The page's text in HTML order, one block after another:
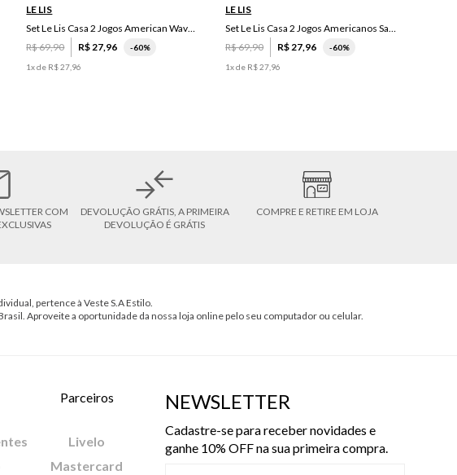
LE LIS
Set Le Lis Casa 2 Jogos American Wave Green
R$69,90 R$27,96 -60%
1x de R$27 96
LE LIS
Set Le Lis Casa 2 Jogos Americanos Saruê II
R$69,90 R$27,96 -60%
1x de R$27 96
COM
DEVOLUÇÃO GRÁTIS, A PRIMEIRA
DEVOLUÇÃO É GRÁTIS
COMPRE E RETIRE EM LOJA
pertence à Veste S.A Estilo.
Aproveite a oportunidade da nossa loja online pelo seu computador ou celular.
Parceiros
Livelo
Mastercard
NEWSLETTER
Cadastre-se para receber novidades e
ganhe 10% OFF na sua primeira compra.